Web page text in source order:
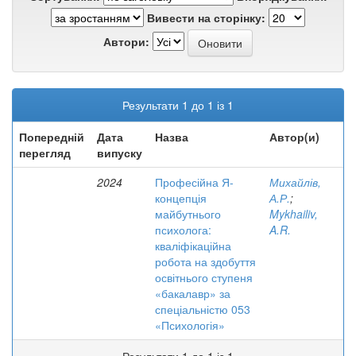
Вивести на сторінку:
Автори:
Результати 1 до 1 із 1
Попередній
перегляд
Дата
випуску
Назва Автор(и)
2024
Професійна Я-
концепція
майбутнього
психолога:
кваліфікаційна
робота на здобуття
освітнього ступеня
«бакалавр» за
спеціальністю 053
«Психологія»
Михайлів,
А.Р.;
Mykhailiv,
A.R.